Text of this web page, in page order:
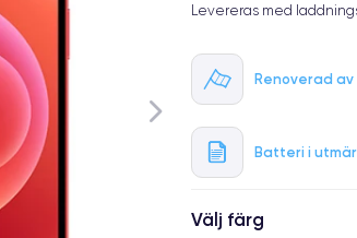
Levereras med
Renoverad
Batteri i
Välj färg